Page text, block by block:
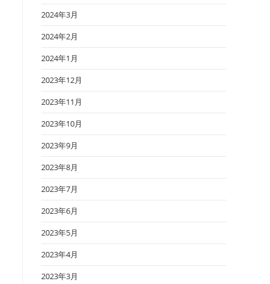
2024年3月
2024年2月
2024年1月
2023年12月
2023年11月
2023年10月
2023年9月
2023年8月
2023年7月
2023年6月
2023年5月
2023年4月
2023年3月